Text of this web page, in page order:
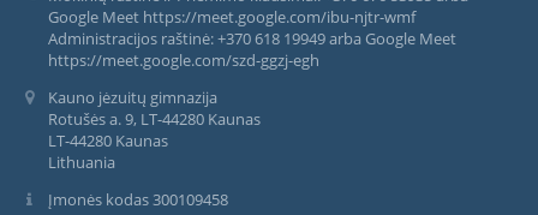
Google Meet https://meet.google.com/ibu-njtr-wmf
Administracijos raštinė: +370 618 19949 arba Google Meet
https://meet.google.com/szd-ggzj-egh
Kauno jėzuitų gimnazija
Rotušės a. 9, LT-44280 Kaunas
LT-44280 Kaunas
Lithuania
Įmonės kodas 300109458